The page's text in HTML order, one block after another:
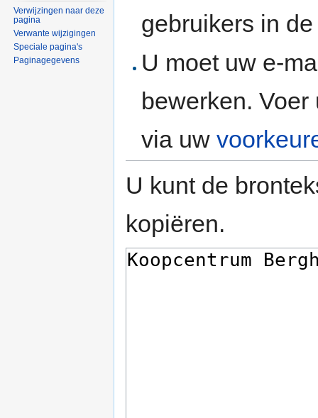
gebruikers in
U moet uw e-
bewerken.
via uw
U kunt de
kopiëren.
Verwijzingen naar deze
pagina
Verwante wijzigingen
Speciale pagina's
Paginagegevens